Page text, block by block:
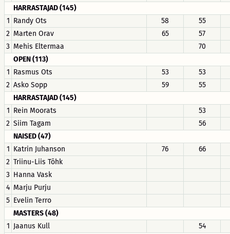
HARRASTAJAD (145)
1 Randy Ots 58
55
2 Marten Orav 65
57
3 Mehis Eltermaa
70
OPEN (113)
1 Rasmus Ots 53
53
2 Asko Sopp 59
55
HARRASTAJAD (145)
1 Rein Moorats
53
2 Siim Tagam
56
NAISED (47)
1 Katrin Juhanson 76
66
2 Triinu-Liis Tõhk
3 Hanna Vask
4 Marju Purju
5 Evelin Terro
MASTERS (48)
1 Jaanus Kull
54